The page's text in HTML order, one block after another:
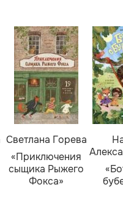
Светлана Горева
«Приключения
сыщика Рыжего
Фокса»